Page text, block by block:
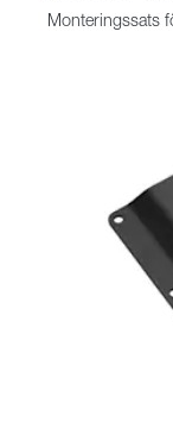
Monteringssats